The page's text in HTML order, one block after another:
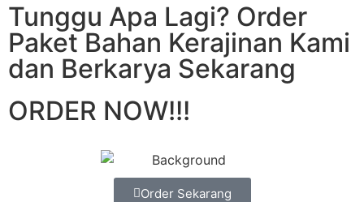
Tunggu Apa Lagi? Order
Paket Bahan Kerajinan Kami
dan Berkarya Sekarang
ORDER NOW!!!
Order Sekarang